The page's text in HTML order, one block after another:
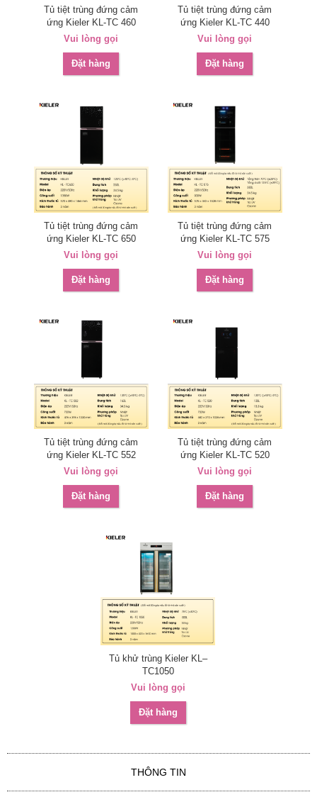
Tủ tiệt trùng đứng cảm
ứng Kieler KL-TC 460
Vui lòng gọi
Đặt hàng
Tủ tiệt trùng đứng cảm
ứng Kieler KL-TC 440
Vui lòng gọi
Đặt hàng
Tủ tiệt trùng đứng cảm
ứng Kieler KL-TC 650
Vui lòng gọi
Đặt hàng
Tủ tiệt trùng đứng cảm
ứng Kieler KL-TC 575
Vui lòng gọi
Đặt hàng
Tủ tiệt trùng đứng cảm
ứng Kieler KL-TC 552
Vui lòng gọi
Đặt hàng
Tủ tiệt trùng đứng cảm
ứng Kieler KL-TC 520
Vui lòng gọi
Đặt hàng
Tủ khử trùng Kieler KL–
TC1050
Vui lòng gọi
Đặt hàng
THÔNG TIN